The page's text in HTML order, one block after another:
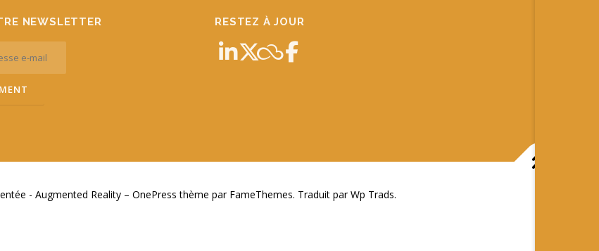
NEWSLETTER RESTEZ À JOUR
- Augmented Reality – OnePress thème par FameThemes. Traduit par Wp Trads.